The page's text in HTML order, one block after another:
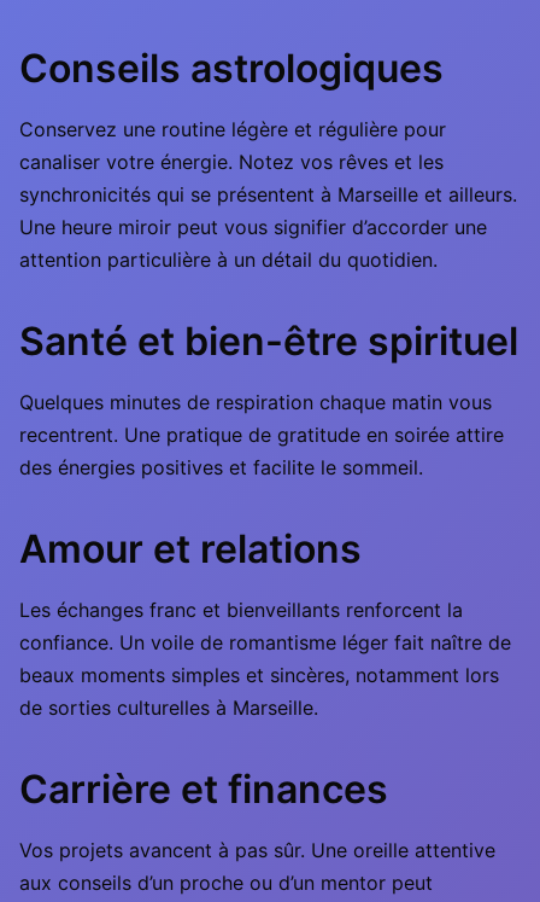
Conseils astrologiques
Conservez une routine légère et régulière pour
canaliser votre énergie. Notez vos rêves et les
synchronicités qui se présentent à Marseille et ailleurs.
Une heure miroir peut vous signifier d’accorder une
attention particulière à un détail du quotidien.
Santé et bien-être spirituel
Quelques minutes de respiration chaque matin vous
recentrent. Une pratique de gratitude en soirée attire
des énergies positives et facilite le sommeil.
Amour et relations
Les échanges franc et bienveillants renforcent la
confiance. Un voile de romantisme léger fait naître de
beaux moments simples et sincères, notamment lors
de sorties culturelles à Marseille.
Carrière et finances
Vos projets avancent à pas sûr. Une oreille attentive
aux conseils d’un proche ou d’un mentor peut